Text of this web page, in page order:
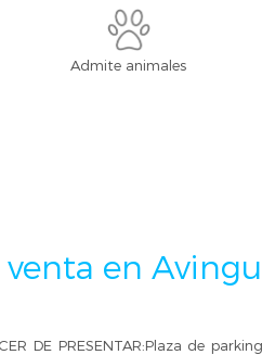
Admite animales
venta en
DE PRESENTAR:Plaza de